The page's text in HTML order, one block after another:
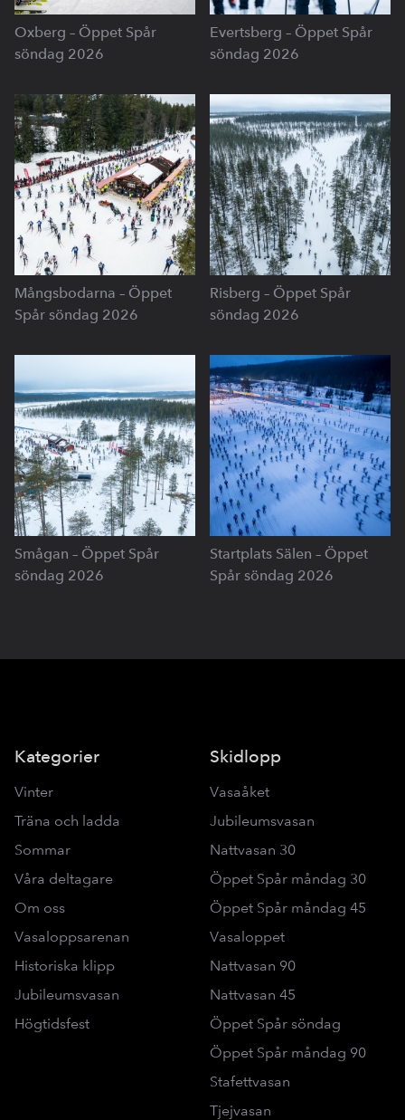
Oxberg – Öppet Spår
söndag 2026
Evertsberg – Öppet Spår
söndag 2026
Mångsbodarna – Öppet
Spår söndag 2026
Risberg – Öppet Spår
söndag 2026
Smågan – Öppet Spår
söndag 2026
Startplats Sälen – Öppet
Spår söndag 2026
Kategorier
Vinter
Träna och ladda
Sommar
Våra deltagare
Om oss
Vasaloppsarenan
Historiska klipp
Jubileumsvasan
Högtidsfest
Skidlopp
Vasaåket
Jubileumsvasan
Nattvasan 30
Öppet Spår måndag 30
Öppet Spår måndag 45
Vasaloppet
Nattvasan 90
Nattvasan 45
Öppet Spår söndag
Öppet Spår måndag 90
Stafettvasan
Tjejvasan